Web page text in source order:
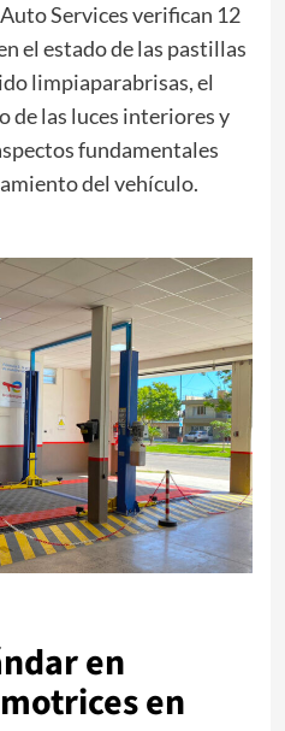
Services verifican 12
el estado de las pastillas
limpiaparabrisas, el
de las luces interiores y
fundamentales
del vehículo.
en
en